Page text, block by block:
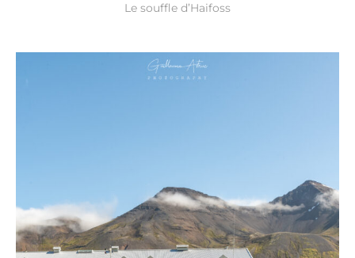
Le souffle d’Haifoss